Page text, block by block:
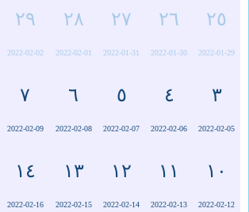
٢٥
2022-01-29
٢٦
2022-01-30
٢٧
2022-01-31
٢٨
2022-02-01
٢٩
2022-02-02
٣
2022-02-05
٤
2022-02-06
٥
2022-02-07
٦
2022-02-08
٧
2022-02-09
١٠
2022-02-12
١١
2022-02-13
١٢
2022-02-14
١٣
2022-02-15
١٤
2022-02-16